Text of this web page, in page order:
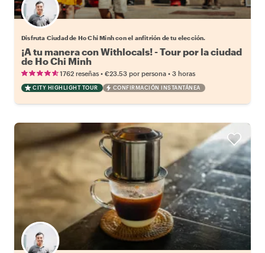
Elige tu local favorito
Disfruta Ciudad de Ho Chi Minh con el anfitrión de tu elección.
¡A tu manera con Withlocals! - Tour por la ciudad
de Ho Chi Minh
1762 reseñas • €23.53 por persona • 3 horas
CITY HIGHLIGHT TOUR CONFIRMACIÓN INSTANTÁNEA